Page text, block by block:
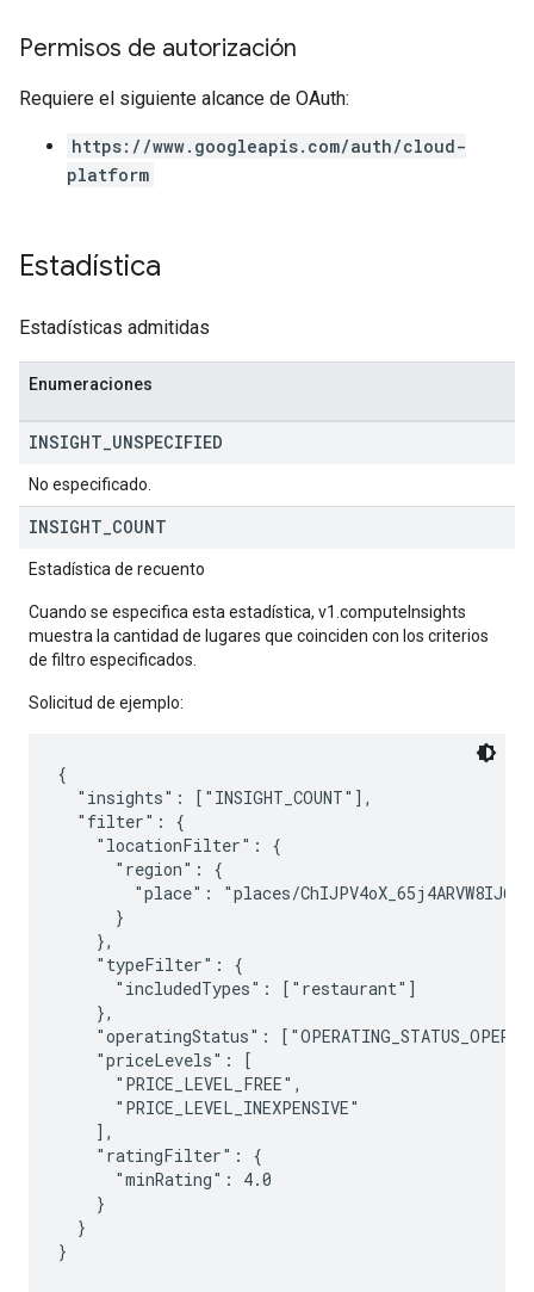
Permisos de autorización
Requiere el siguiente alcance de OAuth:
https://www.googleapis.com/auth/cloud-
platform
Estadística
Estadísticas admitidas
Enumeraciones
INSIGHT UNSPECIFIED
No especificado.
INSIGHT COUNT
Estadística de recuento
Cuando se especifica esta estadística, v1.computeInsights
muestra la cantidad de lugares que coinciden con los criterios
de filtro especificados.
Solicitud de ejemplo:
{
  "insights": ["INSIGHT_COUNT"],
  "filter": {
    "locationFilter": {
      "region": {
"place": "places/
      }
    },
    "typeFilter": {
      "includedTypes": ["restaurant"]
    },
"operatingStatus":
    "priceLevels": [
      "PRICE_LEVEL_FREE",
      "PRICE_LEVEL_INEXPENSIVE"
    ],
    "ratingFilter": {
      "minRating": 4.0
    }
  }